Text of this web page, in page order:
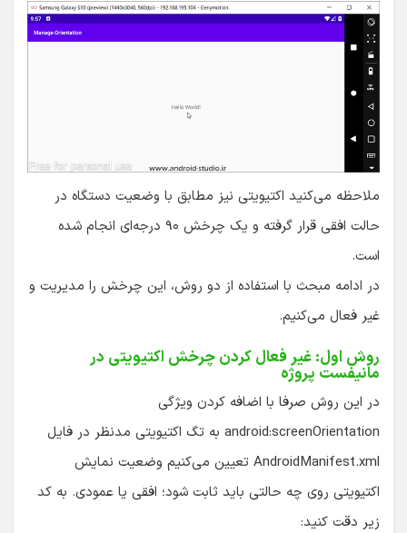
ملاحظه می‌کنید اکتیویتی نیز مطابق با وضعیت دستگاه در
حالت افقی قرار گرفته و یک چرخش ۹۰ درجه‌ای انجام شده
است.
در ادامه مبحث با استفاده از دو روش، این چرخش را مدیریت و
غیر فعال می‌کنیم.
روش اول: غیر فعال کردن چرخش اکتیویتی در
مانیفست پروژه
در این روش صرفا با اضافه کردن ویژگی
android:screenOrientation به تگ اکتیویتی مدنظر در فایل
AndroidManifest.xml تعیین می‌کنیم وضعیت نمایش
اکتیویتی روی چه حالتی باید ثابت شود؛ افقی یا عمودی. به کد
زیر دقت کنید: